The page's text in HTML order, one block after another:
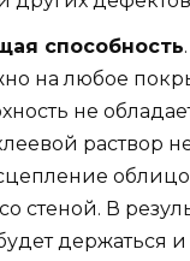
способность
на любое
не
раствор
стеной. В
держаться и